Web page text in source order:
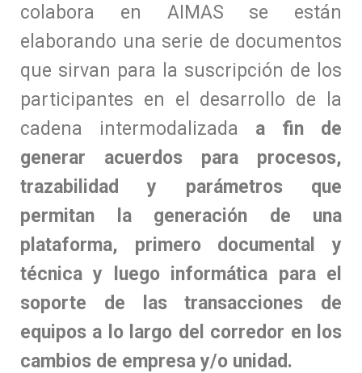
colabora en AIMAS se están
elaborando una serie de documentos
que sirvan para la suscripción de los
participantes en el desarrollo de la
cadena intermodalizada a fin de
generar acuerdos para procesos,
trazabilidad y parámetros que
permitan la generación de una
plataforma, primero documental y
técnica y luego informática para el
soporte de las transacciones de
equipos a lo largo del corredor en los
cambios de empresa y/o unidad.